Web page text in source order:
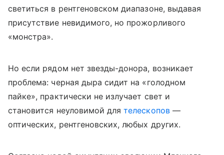
светиться в рентгеновском диапазоне, выдавая
присутствие невидимого, но прожорливого
«монстра».
Но если рядом нет звезды-донора, возникает
проблема: черная дыра сидит на «голодном
пайке», практически не излучает свет и
становится неуловимой длятелескопов—
оптических, рентгеновских, любых других.